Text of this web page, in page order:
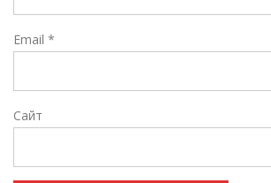
Email *
Сайт